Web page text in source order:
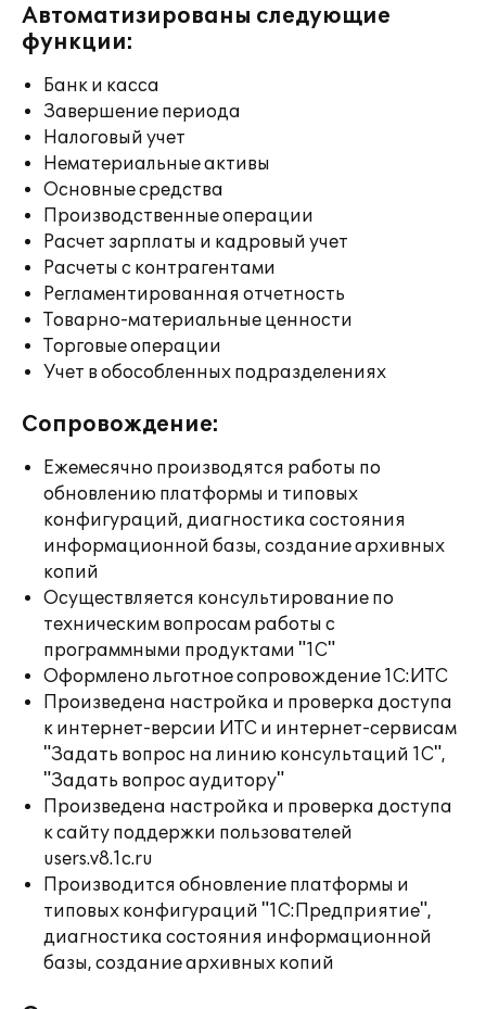
Автоматизированы следующие
функции:
Банк и касса
Завершение периода
Налоговый учет
Нематериальные активы
Основные средства
Производственные операции
Расчет зарплаты и кадровый учет
Расчеты с контрагентами
Регламентированная отчетность
Товарно-материальные ценности
Торговые операции
Учет в обособленных подразделениях
Сопровождение:
Ежемесячно производятся работы по
обновлению платформы и типовых
конфигураций, диагностика состояния
информационной базы, создание архивных
копий
Осуществляется консультирование по
техническим вопросам работы с
программными продуктами "1С"
Оформлено льготное сопровождение 1С:ИТС
Произведена настройка и проверка доступа
к интернет-версии ИТС и интернет-сервисам
"Задать вопрос на линию консультаций 1С",
"Задать вопрос аудитору"
Произведена настройка и проверка доступа
к сайту поддержки пользователей
users.v8.1c.ru
Производится обновление платформы и
типовых конфигураций "1С:Предприятие",
диагностика состояния информационной
базы, создание архивных копий